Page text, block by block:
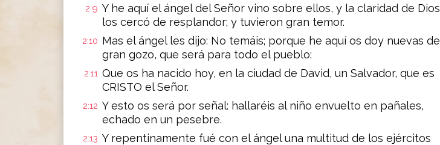
2:9 Y he aquí el ángel del Señor vino sobre ellos, y la claridad de Dios
los cercó de resplandor; y tuvieron gran temor.
2:10 Mas el ángel les dijo: No temáis; porque he aquí os doy nuevas de
gran gozo, que será para todo el pueblo:
2:11 Que os ha nacido hoy, en la ciudad de David, un Salvador, que es
CRISTO el Señor.
2:12 Y esto os será por señal: hallaréis al niño envuelto en pañales,
echado en un pesebre.
2:13 Y repentinamente fué con el ángel una multitud de los ejércitos